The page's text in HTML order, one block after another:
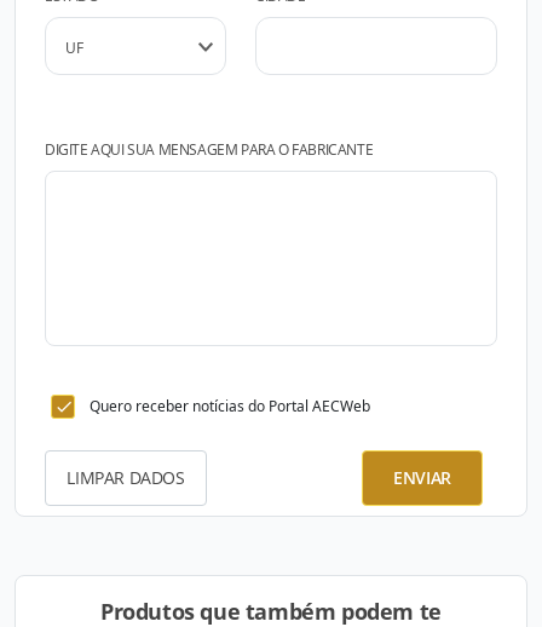
DIGITE AQUI SUA MENSAGEM PARA O FABRICANTE
Quero receber notícias do Portal AECWeb
LIMPAR DADOS ENVIAR
Produtos que também podem te